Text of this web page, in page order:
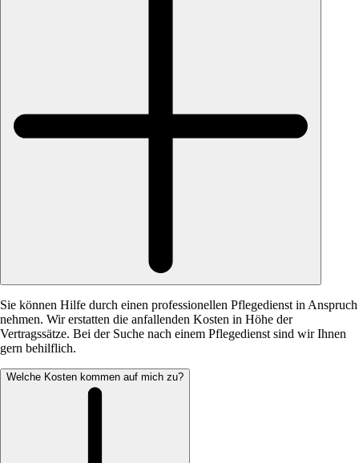
Sie können Hilfe durch einen professionellen Pflegedienst in Anspruch
nehmen. Wir erstatten die anfallenden Kosten in Höhe der
Vertragssätze. Bei der Suche nach einem Pflegedienst sind wir Ihnen
gern behilflich.
Welche Kosten kommen auf mich zu?